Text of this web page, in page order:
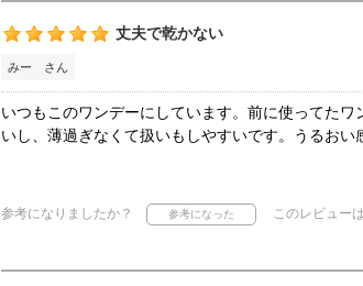
丈夫で乾かない
みー さん
いつもこのワンデーにしています。前に使ってた
いし、薄過ぎなくて扱いもしやすいです。うるおい
参考になりましたか？ このレビューは